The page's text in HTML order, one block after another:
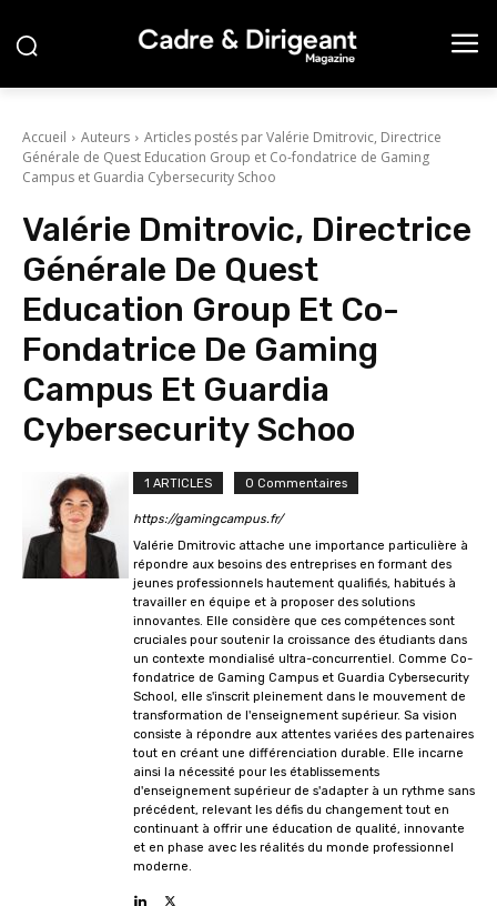
Accueil Auteurs
Articles postés par Valérie Dmitrovic, Directrice
Générale de Quest Education Group et Co-fondatrice de Gaming
Campus et Guardia Cybersecurity Schoo
Valérie Dmitrovic, Directrice
Générale De Quest
Education Group Et Co-
Fondatrice De Gaming
Campus Et Guardia
Cybersecurity Schoo
1 ARTICLES 0 Commentaires
https://gamingcampus.fr/
Valérie Dmitrovic attache une importance particulière à
répondre aux besoins des entreprises en formant des
jeunes professionnels hautement qualifiés, habitués à
travailler en équipe et à proposer des solutions
innovantes. Elle considère que ces compétences sont
cruciales pour soutenir la croissance des étudiants dans
un contexte mondialisé ultra-concurrentiel. Comme Co-
fondatrice de Gaming Campus et Guardia Cybersecurity
School, elle s'inscrit pleinement dans le mouvement de
transformation de l'enseignement supérieur. Sa vision
consiste à répondre aux attentes variées des partenaires
tout en créant une différenciation durable. Elle incarne
ainsi la nécessité pour les établissements
d'enseignement supérieur de s'adapter à un rythme sans
précédent, relevant les défis du changement tout en
continuant à offrir une éducation de qualité, innovante
et en phase avec les réalités du monde professionnel
moderne.